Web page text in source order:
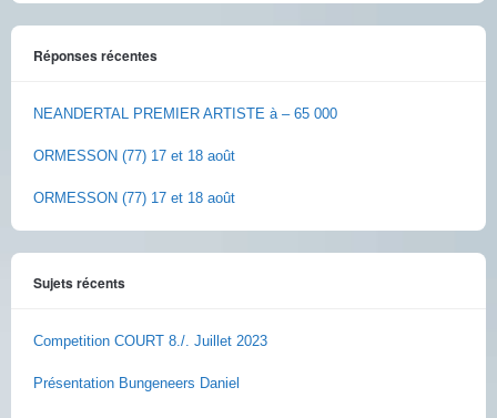
Réponses récentes
NEANDERTAL PREMIER ARTISTE à – 65 000
ORMESSON (77) 17 et 18 août
ORMESSON (77) 17 et 18 août
Sujets récents
Competition COURT 8./. Juillet 2023
Présentation Bungeneers Daniel